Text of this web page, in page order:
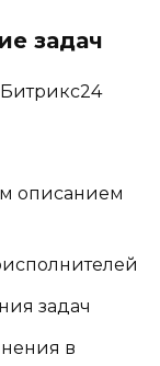
задач
описанием
задач
в